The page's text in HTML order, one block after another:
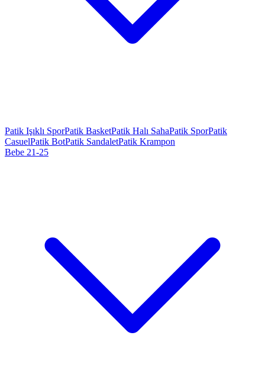
Patik Işıklı SporPatik BasketPatik Halı SahaPatik SporPatik
CasuelPatik BotPatik SandaletPatik Krampon
Bebe 21-25